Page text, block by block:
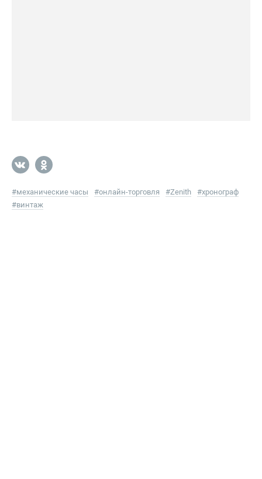
#механические часы #онлайн-торговля #Zenith #хронограф
#винтаж